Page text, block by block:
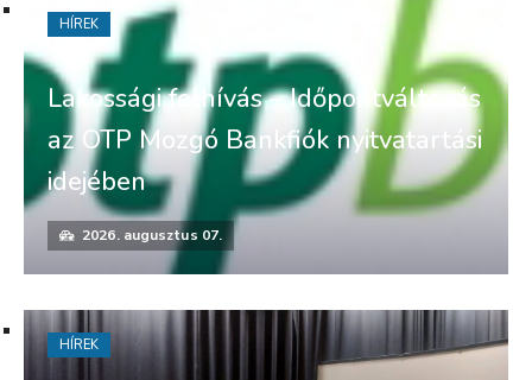
Lakossági felhívás – Időpontváltozás
az OTP Mozgó Bankfiók nyitvatartási
idejében
2026. augusztus 07.
HÍREK
HÍREK